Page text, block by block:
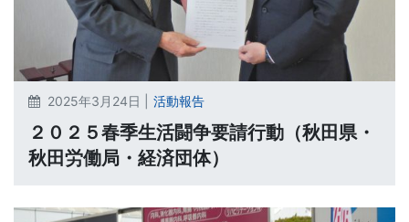
2025年3月24日 | 活動報告
２０２５春季生活闘争要請行動（秋田県・
秋田労働局・経済団体）